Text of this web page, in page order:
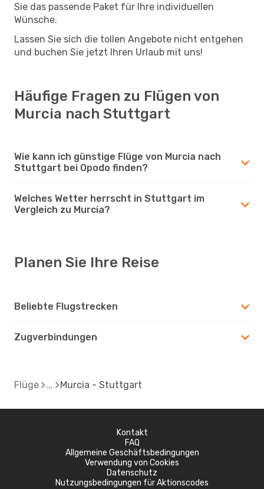
Sie das passende Paket für Ihre individuellen
Wünsche.
Lassen Sie sich die tollen Angebote nicht entgehen
und buchen Sie jetzt Ihren Urlaub mit uns!
Häufige Fragen zu Flügen von
Murcia nach Stuttgart
Wie kann ich günstige Flüge von Murcia nach
Stuttgart bei Opodo finden?
Welches Wetter herrscht in Stuttgart im
Vergleich zu Murcia?
Planen Sie Ihre Reise
Beliebte Flugstrecken
Zugverbindungen
Flüge Murcia - Stuttgart
Kontakt
FAQ
Allgemeine Geschäftsbedingungen
Verwendung von Cookies
Datenschutz
Nutzungsbedingungen für Aktionscodes